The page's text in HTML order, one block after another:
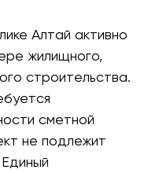
Алтай активно
жилищного,
строительства.
сметной
не подлежит